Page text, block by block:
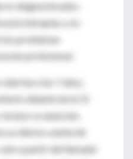
diagnosticados.
psicoterapias y no
problemas
profesional.
fue a los 7 años,
delante de él. El
su atención,
se dieron cuenta de
a partir del llamado